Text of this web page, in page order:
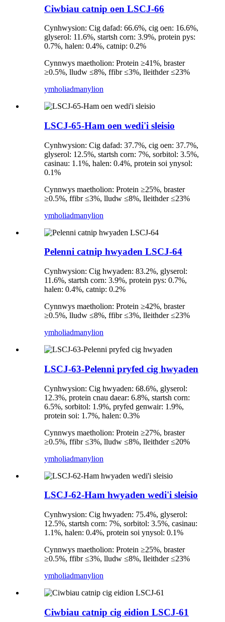
Ciwbiau catnip oen LSCJ-66
Cynhwysion: Cig dafad: 66.6%, cig oen: 16.6%,
glyserol: 11.6%, startsh corn: 3.9%, protein pys:
0.7%, halen: 0.4%, catnip: 0.2%
Cynnwys maetholion: Protein ≥41%, braster
≥0.5%, lludw ≤8%, ffibr ≤3%, lleithder ≤23%
ymholiadmanylion
LSCJ-65-Ham oen wedi'i sleisio
Cynhwysion: Cig dafad: 37.7%, cig oen: 37.7%,
glyserol: 12.5%, startsh corn: 7%, sorbitol: 3.5%,
casinau: 1.1%, halen: 0.4%, protein soi ynysol:
0.1%
Cynnwys maetholion: Protein ≥25%, braster
≥0.5%, ffibr ≤3%, lludw ≤8%, lleithder ≤23%
ymholiadmanylion
Pelenni catnip hwyaden LSCJ-64
Cynhwysion: Cig hwyaden: 83.2%, glyserol:
11.6%, startsh corn: 3.9%, protein pys: 0.7%,
halen: 0.4%, catnip: 0.2%
Cynnwys maetholion: Protein ≥42%, braster
≥0.5%, lludw ≤8%, ffibr ≤3%, lleithder ≤23%
ymholiadmanylion
LSCJ-63-Pelenni pryfed cig hwyaden
Cynhwysion: Cig hwyaden: 68.6%, glyserol:
12.3%, protein cnau daear: 6.8%, startsh corn:
6.5%, sorbitol: 1.9%, pryfed genwair: 1.9%,
protein soi: 1.7%, halen: 0.3%
Cynnwys maetholion: Protein ≥27%, braster
≥0.5%, ffibr ≤3%, lludw ≤8%, lleithder ≤20%
ymholiadmanylion
LSCJ-62-Ham hwyaden wedi'i sleisio
Cynhwysion: Cig hwyaden: 75.4%, glyserol:
12.5%, startsh corn: 7%, sorbitol: 3.5%, casinau:
1.1%, halen: 0.4%, protein soi ynysol: 0.1%
Cynnwys maetholion: Protein ≥25%, braster
≥0.5%, ffibr ≤3%, lludw ≤8%, lleithder ≤23%
ymholiadmanylion
Ciwbiau catnip cig eidion LSCJ-61